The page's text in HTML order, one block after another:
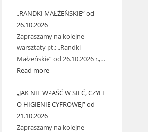
„RANDKI MAŁŻEŃSKIE” od
26.10.2026
Zapraszamy na kolejne
warsztaty pt.: „Randki
Małżeńskie” od 26.10.2026 r.,…
Read more
„JAK NIE WPAŚĆ W SIEĆ, CZYLI
O HIGIENIE CYFROWEJ” od
21.10.2026
Zapraszamy na kolejne